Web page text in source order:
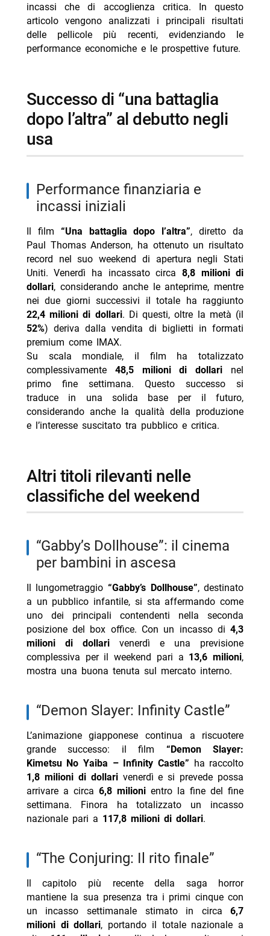
- Ascolti TV 6 agosto 2026: vince Battiti Live
- Beast stasera su 20: trama del film d’azione
- Un’estate ai Caraibi stasera su Rete 4: trama e cast
incassi che di accoglienza critica. In questo
articolo vengono analizzati i principali risultati
delle pellicole più recenti, evidenziando le
performance economiche e le prospettive future.
successo di “una battaglia
dopo l’altra” al debutto negli
usa
Performance finanziaria e
incassi iniziali
Il film “Una battaglia dopo l’altra”, diretto da
Paul Thomas Anderson, ha ottenuto un risultato
record nel suo weekend di apertura negli Stati
Uniti. Venerdì ha incassato circa 8,8 milioni di
dollari, considerando anche le anteprime, mentre
nei due giorni successivi il totale ha raggiunto
22,4 milioni di dollari. Di questi, oltre la metà (il
52%) deriva dalla vendita di biglietti in formati
premium come IMAX.
Su scala mondiale, il film ha totalizzato
complessivamente 48,5 milioni di dollari nel
primo fine settimana. Questo successo si
traduce in una solida base per il futuro,
considerando anche la qualità della produzione
e l’interesse suscitato tra pubblico e critica.
Altri titoli rilevanti nelle
classifiche del weekend
“Gabby’s Dollhouse”: il cinema
per bambini in ascesa
Il lungometraggio “Gabby’s Dollhouse”, destinato
a un pubblico infantile, si sta affermando come
uno dei principali contendenti nella seconda
posizione del box office. Con un incasso di4,3
milioni di dollarivenerdì e una previsione
complessiva per il weekend pari a 13,6 milioni,
mostra una buona tenuta sul mercato interno.
“Demon Slayer: Infinity Castle”
L’animazione giapponese continua a riscuotere
grande successo: il film “Demon Slayer:
Kimetsu No Yaiba – Infinity Castle” ha raccolto
1,8 milioni di dollarivenerdì e si prevede possa
arrivare a circa 6,8 milioni entro la fine del fine
settimana. Finora ha totalizzato un incasso
nazionale pari a 117,8 milioni di dollari.
“The Conjuring: Il rito finale”
Il capitolo più recente della saga horror
mantiene la sua presenza tra i primi cinque con
un incasso settimanale stimato in circa6,7
milioni di dollari, portando il totale nazionale a